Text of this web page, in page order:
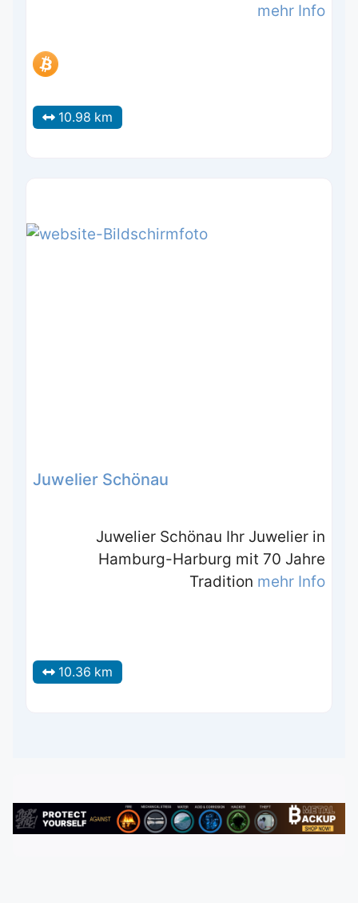
mehr Info
10.98 km
Juwelier Schönau
Juwelier Schönau Ihr Juwelier in
Hamburg-Harburg mit 70 Jahre
Tradition mehr Info
10.36 km